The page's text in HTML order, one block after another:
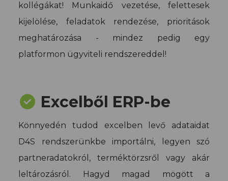
kollégákat! Munkaidő vezetése, felettesek
kijelölése, feladatok rendezése, prioritások
meghatározása - mindez pedig egy
platformon ügyviteli rendszereddel!
Excelből ERP-be
Könnyedén tudod excelben levő adataidat
D4S rendszerünkbe importálni, legyen szó
partneradatokról, terméktörzsről vagy akár
leltározásról. Hagyd magad mögött a